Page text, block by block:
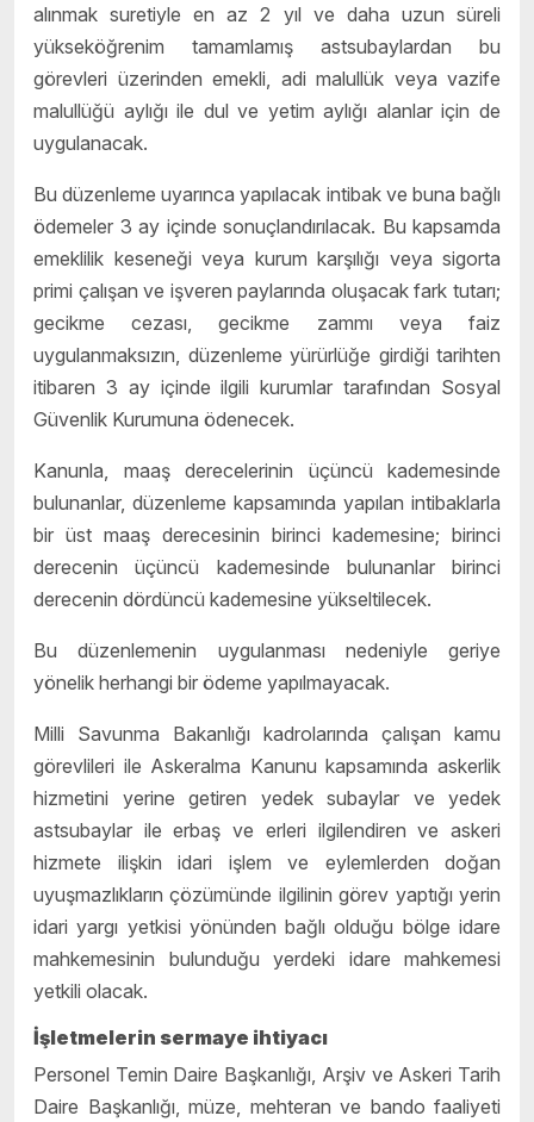
alınmak suretiyle en az 2 yıl ve daha uzun süreli
yükseköğrenim tamamlamış astsubaylardan bu
görevleri üzerinden emekli, adi malullük veya vazife
malullüğü aylığı ile dul ve yetim aylığı alanlar için de
uygulanacak.
Bu düzenleme uyarınca yapılacak intibak ve buna bağlı
ödemeler 3 ay içinde sonuçlandırılacak. Bu kapsamda
emeklilik keseneği veya kurum karşılığı veya sigorta
primi çalışan ve işveren paylarında oluşacak fark tutarı;
gecikme cezası, gecikme zammı veya faiz
uygulanmaksızın, düzenleme yürürlüğe girdiği tarihten
itibaren 3 ay içinde ilgili kurumlar tarafından Sosyal
Güvenlik Kurumuna ödenecek.
Kanunla, maaş derecelerinin üçüncü kademesinde
bulunanlar, düzenleme kapsamında yapılan intibaklarla
bir üst maaş derecesinin birinci kademesine; birinci
derecenin üçüncü kademesinde bulunanlar birinci
derecenin dördüncü kademesine yükseltilecek.
Bu düzenlemenin uygulanması nedeniyle geriye
yönelik herhangi bir ödeme yapılmayacak.
Milli Savunma Bakanlığı kadrolarında çalışan kamu
görevlileri ile Askeralma Kanunu kapsamında askerlik
hizmetini yerine getiren yedek subaylar ve yedek
astsubaylar ile erbaş ve erleri ilgilendiren ve askeri
hizmete ilişkin idari işlem ve eylemlerden doğan
uyuşmazlıkların çözümünde ilgilinin görev yaptığı yerin
idari yargı yetkisi yönünden bağlı olduğu bölge idare
mahkemesinin bulunduğu yerdeki idare mahkemesi
yetkili olacak.
İşletmelerin sermaye ihtiyacı
Personel Temin Daire Başkanlığı, Arşiv ve Askeri Tarih
Daire Başkanlığı, müze, mehteran ve bando faaliyeti